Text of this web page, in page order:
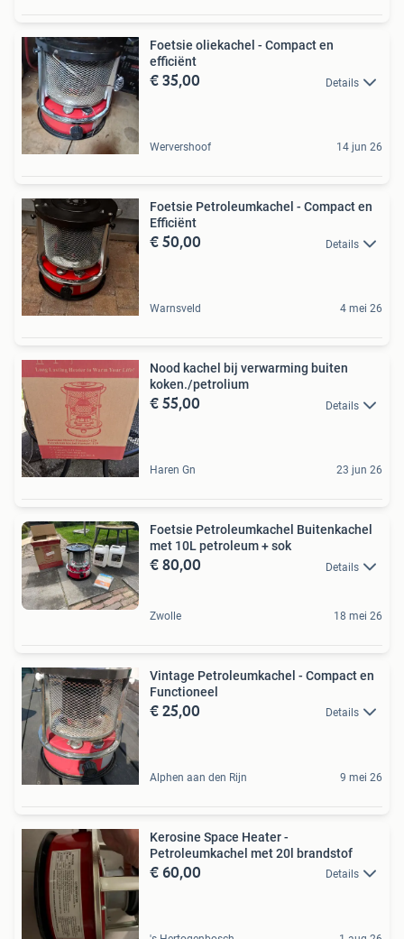
Foetsie oliekachel - Compact en
efficiënt
€ 35,00 Details
Wervershoof 14 jun 26
Foetsie Petroleumkachel - Compact en
Efficiënt
€ 50,00 Details
Warnsveld 4 mei 26
Nood kachel bij verwarming buiten
koken./petrolium
€ 55,00 Details
Haren Gn 23 jun 26
Foetsie Petroleumkachel Buitenkachel
met 10L petroleum + sok
€ 80,00 Details
Zwolle 18 mei 26
Vintage Petroleumkachel - Compact en
Functioneel
€ 25,00 Details
Alphen aan den Rijn 9 mei 26
Kerosine Space Heater -
Petroleumkachel met 20l brandstof
€ 60,00 Details